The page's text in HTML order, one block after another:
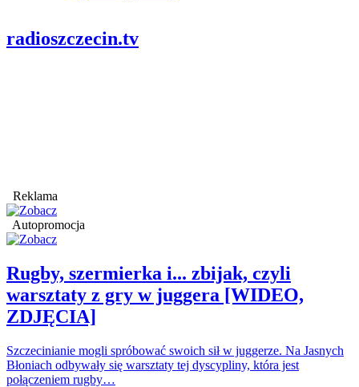
radioszczecin.tv
Reklama
Autopromocja
Rugby, szermierka i... zbijak, czyli
warsztaty z gry w juggera [WIDEO,
ZDJĘCIA]
Szczecinianie mogli spróbować swoich sił w juggerze. Na Jasnych
Błoniach odbywały się warsztaty tej dyscypliny, która jest
połączeniem rugby…